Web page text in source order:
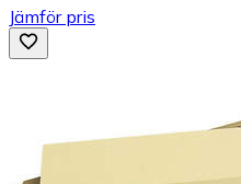
Jämför pris